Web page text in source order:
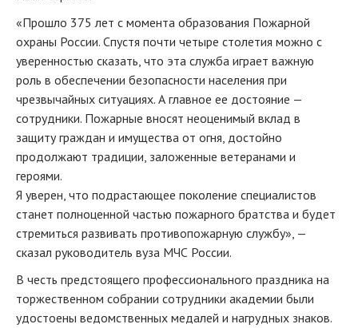
«Прошло 375 лет с момента образования Пожарной
охраны России. Спустя почти четыре столетия можно с
уверенностью сказать, что эта служба играет важную
роль в обеспечении безопасности населения при
чрезвычайных ситуациях. А главное ее достояние —
сотрудники. Пожарные вносят неоценимый вклад в
защиту граждан и имущества от огня, достойно
продолжают традиции, заложенные ветеранами и
героями.
Я уверен, что подрастающее поколение специалистов
станет полноценной частью пожарного братства и будет
стремиться развивать противопожарную службу», —
сказал руководитель вуза МЧС России.
В честь предстоящего профессионального праздника на
торжественном собрании сотрудники академии были
удостоены ведомственных медалей и нагрудных знаков.